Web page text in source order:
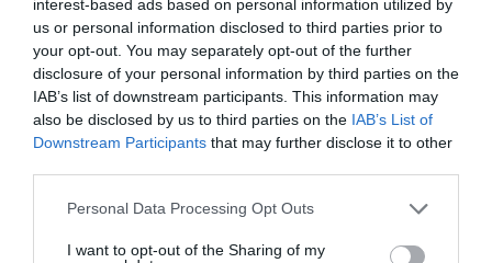
interest-based ads based on personal information utilized by
us or personal information disclosed to third parties prior to
your opt-out. You may separately opt-out of the further
disclosure of your personal information by third parties on the
IAB’s list of downstream participants. This information may
also be disclosed by us to third parties on the IAB’s List of
Downstream Participants that may further disclose it to other
Please note that this website/app uses one or more Google
not limited to your visit or usage behaviour. You may click to
Personal Data Processing Opt Outs
I want to opt-out of the Sharing of my
Άνοιξε η πλατφόρμα
myBusinessSupport για τον
πρώτο κύκλο του ειδικού
σχήματος στήριξης των
επιχειρήσεων της Σαμοθράκης